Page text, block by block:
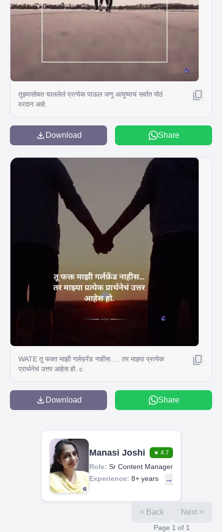
तुझ्यासोबत चाललेलं प्रत्येक पाऊल जणू आयुष्याचं सर्वात मोठं
वरदान आहे.
Download Share
WATE तू फक्त माझी गर्लफ्रेंड नाहीस..... तर माझ्या प्रत्येक
प्रार्थनेचं उत्तर आहेस हो. c
Download Share
Manasi Joshi ★ 4.7
Role: Sr Content Manager
Experience: 8+ years →
< Back Next >
Page 1 of 1